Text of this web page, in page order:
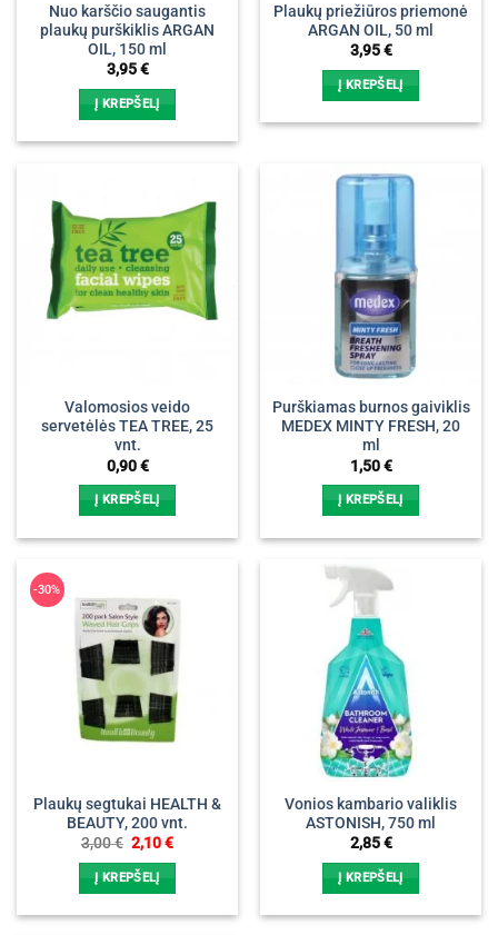
Nuo karščio saugantis
plaukų purškiklis ARGAN
OIL, 150 ml
3,95€
Į KREPŠELĮ
Plaukų priežiūros priemonė
ARGAN OIL, 50 ml
3,95€
Į KREPŠELĮ
Valomosios veido
servetėlės TEA TREE, 25
vnt.
0,90€
Į KREPŠELĮ
Purškiamas burnos gaiviklis
MEDEX MINTY FRESH, 20
ml
1,50€
Į KREPŠELĮ
-30%
Plaukų segtukai HEALTH &
BEAUTY, 200 vnt.
3,00€ Original
price
was:
3,00 €.
2,10€Current
Į KREPŠELĮ
Vonios kambario valiklis
ASTONISH, 750 ml
2,85€
Į KREPŠELĮ